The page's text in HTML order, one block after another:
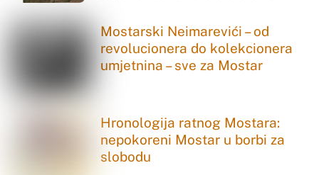
Mostarski Neimarevići – od
revolucionera do kolekcionera
umjetnina – sve za Mostar
Hronologija ratnog Mostara:
nepokoreni Mostar u borbi za
slobodu